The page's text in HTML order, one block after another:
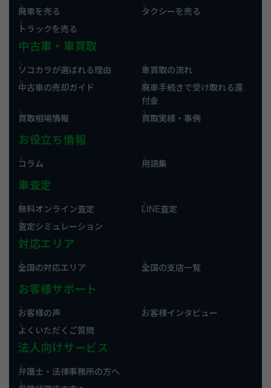
廃車を売る
タクシーを売る
トラックを売る
中古車・車買取
ソコカラが選ばれる理由
車買取の流れ
中古車の売却ガイド
廃車手続きで受け取れる還
付金
買取相場情報
買取実績・事例
お役立ち情報
コラム 用語集
車査定
無料オンライン査定
LINE査定
査定シミュレーション
対応エリア
全国の対応エリア 全国の支店一覧
お客様サポート
お客様の声
お客様インタビュー
よくいただくご質問
法人向けサービス
弁護士・法律事務所の方へ